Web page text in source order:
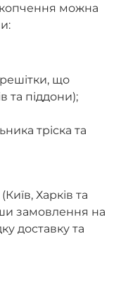
можна
що
та піддони);
тріска та
Харків та
замовлення на
доставку та